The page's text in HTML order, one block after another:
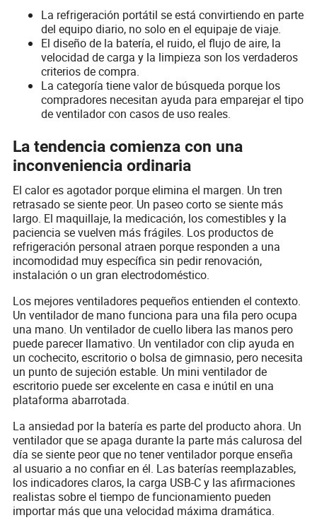
La refrigeración portátil se está convirtiendo en parte
del equipo diario, no solo en el equipaje de viaje.
El diseño de la batería, el ruido, el flujo de aire, la
velocidad de carga y la limpieza son los verdaderos
criterios de compra.
La categoría tiene valor de búsqueda porque los
compradores necesitan ayuda para emparejar el tipo
de ventilador con casos de uso reales.
La tendencia comienza con una
inconveniencia ordinaria
El calor es agotador porque elimina el margen. Un tren
retrasado se siente peor. Un paseo corto se siente más
largo. El maquillaje, la medicación, los comestibles y la
paciencia se vuelven más frágiles. Los productos de
refrigeración personal atraen porque responden a una
incomodidad muy específica sin pedir renovación,
instalación o un gran electrodoméstico.
Los mejores ventiladores pequeños entienden el contexto.
Un ventilador de mano funciona para una fila pero ocupa
una mano. Un ventilador de cuello libera las manos pero
puede parecer llamativo. Un ventilador con clip ayuda en
un cochecito, escritorio o bolsa de gimnasio, pero necesita
un punto de sujeción estable. Un mini ventilador de
escritorio puede ser excelente en casa e inútil en una
plataforma abarrotada.
La ansiedad por la batería es parte del producto ahora. Un
ventilador que se apaga durante la parte más calurosa del
día se siente peor que no tener ventilador porque enseña
al usuario a no confiar en él. Las baterías reemplazables,
los indicadores claros, la carga USB-C y las afirmaciones
realistas sobre el tiempo de funcionamiento pueden
importar más que una velocidad máxima dramática.